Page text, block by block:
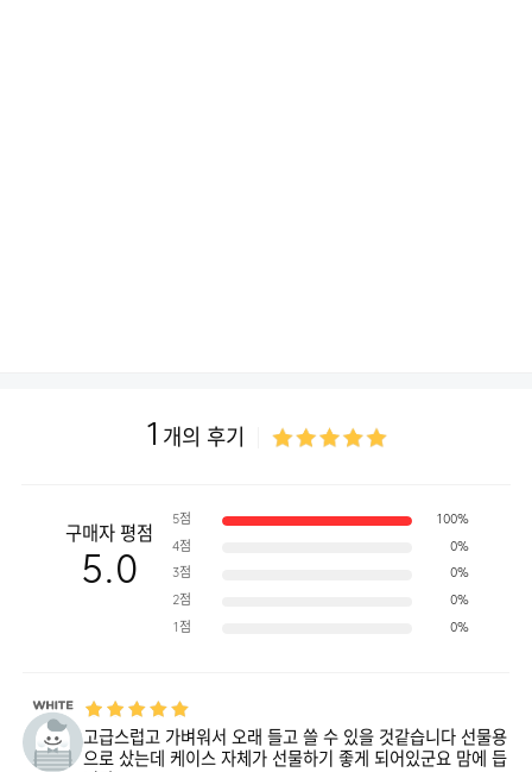
1 개의 후기
구매자 평점
5.0
5점 100%
4점 0%
3점 0%
2점 0%
1점 0%
고급스럽고 가벼워서 오래 들고 쓸 수 있을 것같습니다 선물용
으로 샀는데 케이스 자체가 선물하기 좋게 되어있군요 맘에 듭